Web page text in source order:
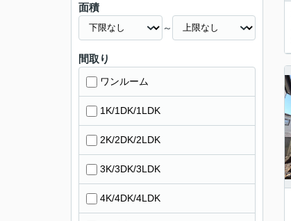
面積
～
間取り
ワンルーム
1K/1DK/1LDK
2K/2DK/2LDK
3K/3DK/3LDK
4K/4DK/4LDK